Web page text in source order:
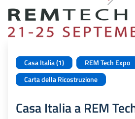
Casa Italia (1)
REM Tech Expo
Carta della Ricostruzione
Casa Italia a REM